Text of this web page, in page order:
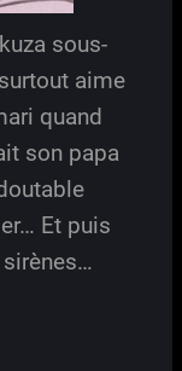
sous-
aime
quand
son papa
Et puis
sirènes…